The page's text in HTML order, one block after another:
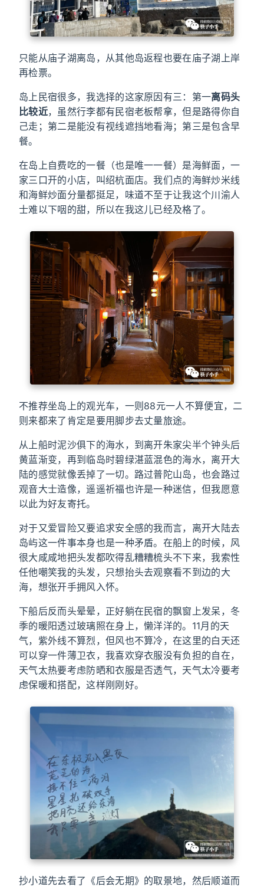
只能从庙子湖离岛，从其他岛返程也要在庙子湖上岸
再检票。
岛上民宿很多，我选择的这家原因有三：第一离码头
比较近，虽然行李都有民宿老板帮拿，但是路得你自
己走；第二是能没有视线遮挡地看海；第三是包含早
餐。
在岛上自费吃的一餐（也是唯一一餐）是海鲜面，一
家三口开的小店，叫绍杭面店。我们点的海鲜炒米线
和海鲜炒面分量都挺足，味道不至于让我这个川渝人
士难以下咽的甜，所以在我这儿已经及格了。
不推荐坐岛上的观光车，一则88元一人不算便宜，二
则来都来了肯定是要用脚步去丈量旅途。
从上船时泥沙俱下的海水，到离开朱家尖半个钟头后
黄蓝渐变，再到临岛时碧绿湛蓝混色的海水，离开大
陆的感觉就像丢掉了一切。路过普陀山岛，也会路过
观音大士造像，遥遥祈福也许是一种迷信，但我愿意
以此为好友寄托。
对于又爱冒险又要追求安全感的我而言，离开大陆去
岛屿这一件事本身也是一种矛盾。在船上的时候，风
很大咸咸地把头发都吹得乱糟糟梳头不下来，我索性
任他嘲笑我的头发，只想抬头去观察看不到边的大
海，想张开手拥风入怀。
下船后反而头晕晕，正好躺在民宿的飘窗上发呆，冬
季的暖阳透过玻璃照在身上，懒洋洋的。11月的天
气，紫外线不算烈，但风也不算冷，在这里的白天还
可以穿一件薄卫衣，我喜欢穿衣服没有负担的自在，
天气太热要考虑防晒和衣服是否透气，天气太冷要考
虑保暖和搭配，这样刚刚好。
抄小道先去看了《后会无期》的取景地，然后顺道而